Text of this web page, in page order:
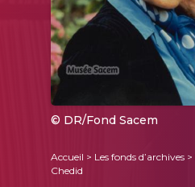
© DR/Fond Sacem
Accueil > Les fonds d’archives >
Chedid